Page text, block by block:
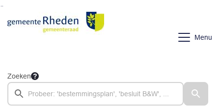
Ga naar de inhoud van deze pagina
Menu
Zoeken